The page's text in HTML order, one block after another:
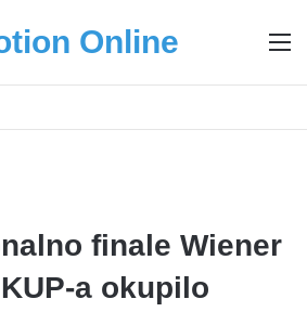
Online
finale Wiener
a okupilo